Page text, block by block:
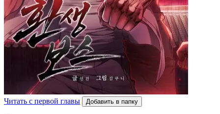
Читать с первой главы Добавить в папку